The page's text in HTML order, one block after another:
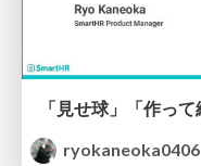
ryokaneoka0406